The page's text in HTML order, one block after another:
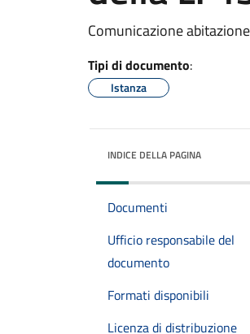
Comunicazione
Tipi di documento:
Istanza
INDICE DELLA PAGINA
Documenti
Ufficio responsabile del
documento
Formati disponibili
Licenza di distribuzione